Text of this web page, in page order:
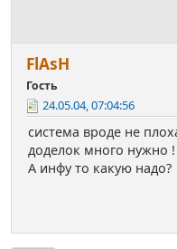
FlАsН
Гость
24.05.04, 07:04:56
система вроде не
доделок много нужно !
А инфу то какую надо?